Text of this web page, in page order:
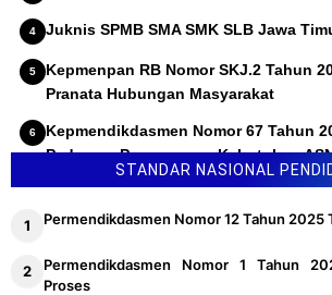
Juknis SPMB SMA SMK SLB Jawa
Kepmenpan RB Nomor SKJ.2 Tahun
Pranata Hubungan Masyarakat
Kepmendikdasmen Nomor 67 Tahun
Pedoman Penyusunan Kebutuhan
STANDAR NASIONAL
Permendikdasmen Nomor 12 Tahun 2025
Permendikdasmen Nomor 1 Tahun
Proses